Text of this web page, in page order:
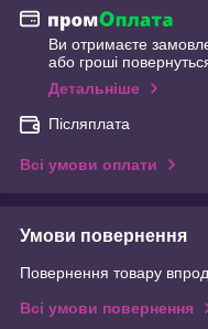
Ви отримаєте
або гроші
Детальніше
Післяплата
Всі умови оплати
Умови повернення
Повернення товару
Всі умови повернення